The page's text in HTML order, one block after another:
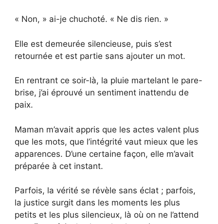
« Non, » ai-je chuchoté. « Ne dis rien. »
Elle est demeurée silencieuse, puis s’est
retournée et est partie sans ajouter un mot.
En rentrant ce soir-là, la pluie martelant le pare-
brise, j’ai éprouvé un sentiment inattendu de
paix.
Maman m’avait appris que les actes valent plus
que les mots, que l’intégrité vaut mieux que les
apparences. D’une certaine façon, elle m’avait
préparée à cet instant.
Parfois, la vérité se révèle sans éclat ; parfois,
la justice surgit dans les moments les plus
petits et les plus silencieux, là où on ne l’attend